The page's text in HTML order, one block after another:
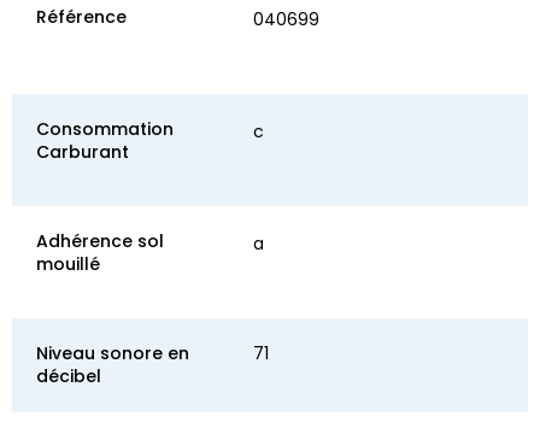
Référence 040699
Consommation
Carburant
c
Adhérence sol
mouillé
a
Niveau sonore en
décibel
71